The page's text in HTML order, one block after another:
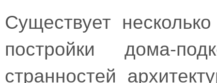
Существует
постройки дома-
странностей